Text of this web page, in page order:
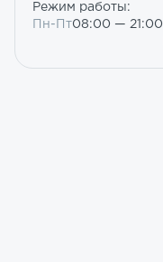
Режим работы:
Пн-Пт08:00 — 21:00